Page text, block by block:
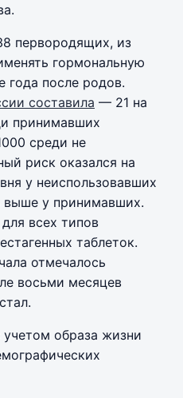
первородящих, из
гормональную
года после родов.
составила — 21 на
принимавших
среди не
риск оказался на
у неиспользовавших
выше у принимавших.
всех типов
таблеток.
отмечалось
восьми месяцев
образа жизни